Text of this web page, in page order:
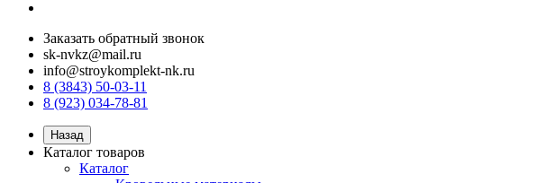
Заказать обратный звонок
sk-nvkz@mail.ru
info@stroykomplekt-nk.ru
8 (3843) 50-03-11
8 (923) 034-78-81
Назад
Каталог товаров
Каталог